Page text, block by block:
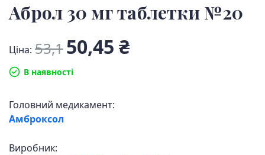
Аброл 30 мг таблетки №20
Ціна: 53,150,45 ₴
В наявності
Головний медикамент:
Амброксол
Виробник: